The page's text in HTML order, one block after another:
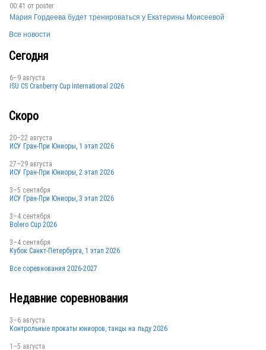
00:41 от poster
Мария Гордеева будет тренироваться у Екатерины Моисеевой
Все новости
Сегодня
6–9 августа
ISU CS Cranberry Cup International 2026
Скоро
20–22 августа
ИСУ Гран-При Юниоры, 1 этап 2026
27–29 августа
ИСУ Гран-При Юниоры, 2 этап 2026
3–5 сентября
ИСУ Гран-При Юниоры, 3 этап 2026
3–4 сентября
Bolero Cup 2026
3–4 сентября
Кубок Санкт-Петербурга, 1 этап 2026
Все соревнования 2026-2027
Недавние соревнования
3–6 августа
Контрольные прокаты юниоров, танцы на льду 2026
1–5 августа